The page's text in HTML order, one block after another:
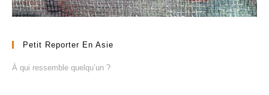
Petit Reporter En Asie
À qui ressemble quelqu’un ?